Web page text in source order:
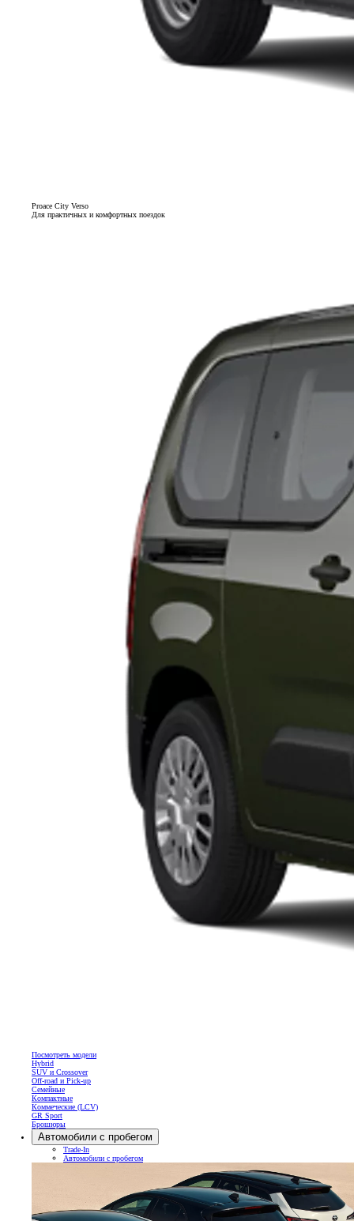
Proace City Verso
Для практичных и комфортных поездок
Посмотреть модели
Hybrid
SUV и Crossover
Off-road и Pick-up
Семейные
Компактные
Коммеческие (LCV)
GR Sport
Брошюры
Автомобили с пробегом
Trade-In
Автомобили с пробегом